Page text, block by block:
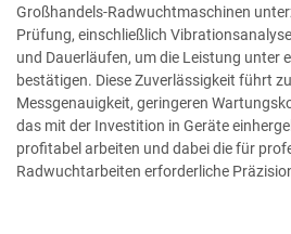
Großhandels-Radwuchtmaschinen
Prüfung, einschließlich
und Dauerläufen, um die Leistung unter
bestätigen. Diese Zuverlässigkeit führt
Messgenauigkeit, geringeren
das mit der Investition in Geräte
profitabel arbeiten und dabei die für
Radwuchtarbeiten erforderliche